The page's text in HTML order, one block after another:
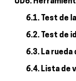
6.1. Test de
6.2. Test de
6.3. La rueda
6.4. Lista de